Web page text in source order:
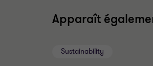
Apparaît
Sustainability